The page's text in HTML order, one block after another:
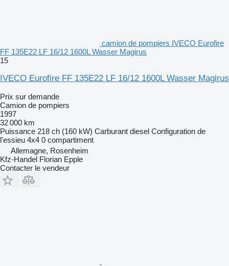
camion de pompiers IVECO Eurofire
FF 135E22 LF 16/12 1600L Wasser Magirus
15
IVECO Eurofire FF 135E22 LF 16/12 1600L Wasser Magirus
Prix sur demande
Camion de pompiers
1997
32 000 km
Puissance 218 ch (160 kW) Carburant diesel Configuration de
l'essieu 4x4 0 compartiment
Allemagne, Rosenheim
Kfz-Handel Florian Epple
Contacter le vendeur